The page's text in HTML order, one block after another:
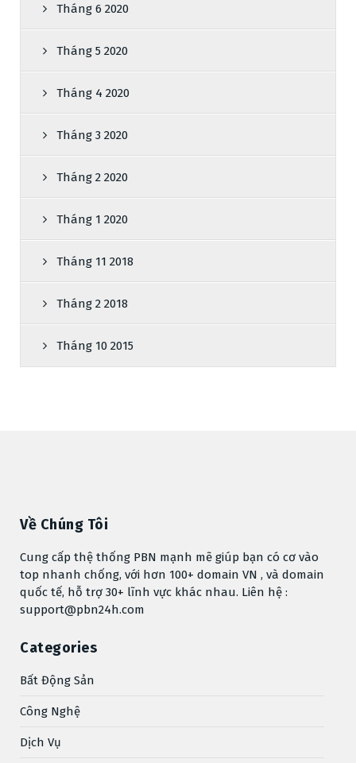
Tháng 6 2020
Tháng 5 2020
Tháng 4 2020
Tháng 3 2020
Tháng 2 2020
Tháng 1 2020
Tháng 11 2018
Tháng 2 2018
Tháng 10 2015
Về Chúng Tôi
Cung cấp thệ thống PBN mạnh mẽ giúp bạn có cơ vào
top nhanh chống, với hơn 100+ domain VN , và domain
quốc tế, hỗ trợ 30+ lĩnh vực khác nhau. Liên hệ :
support@pbn24h.com
Categories
Bất Động Sản
Công Nghệ
Dịch Vụ